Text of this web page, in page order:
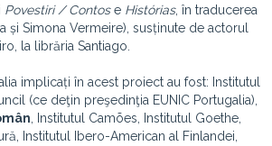
Povestiri / Contose Histórias, în traducerea
și Simona Vermeire), susținute de actorul
la librăria Santiago.
implicați în acest proiect au fost: Institutul
(ce deţin preşedinţia EUNIC Portugalia),
, Institutul Camões, Institutul Goethe,
Institutul Ibero-American al Finlandei,